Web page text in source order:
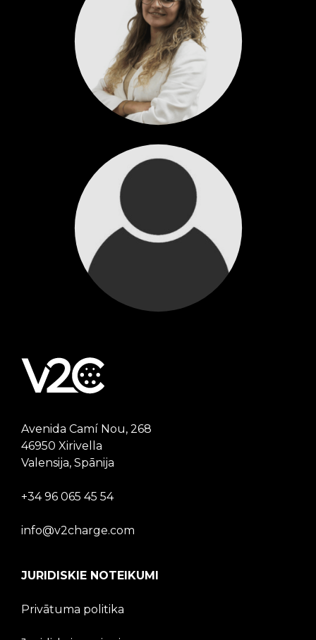
Avenida Camí Nou, 268
46950 Xirivella
Valensija, Spānija
+34 96 065 45 54
info@v2charge.com
JURIDISKIE NOTEIKUMI
Privātuma politika